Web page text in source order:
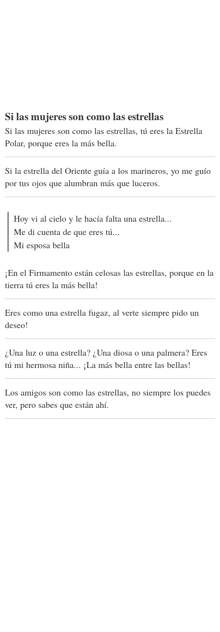
Si las mujeres son como las estrellas
Si las mujeres son como las estrellas, tú eres la Estrella
Polar, porque eres la más bella.
Si la estrella del Oriente guía a los marineros, yo me guío
por tus ojos que alumbran más que luceros.
Hoy vi al cielo y le hacía falta una estrella...
Me di cuenta de que eres tú...
Mi esposa bella
¡En el Firmamento están celosas las estrellas, porque en la
tierra tú eres la más bella!
Eres como una estrella fugaz, al verte siempre pido un
deseo!
¿Una luz o una estrella? ¿Una diosa o una palmera? Eres
tú mi hermosa niña... ¡La más bella entre las bellas!
Los amigos son como las estrellas, no siempre los puedes
ver, pero sabes que están ahí.